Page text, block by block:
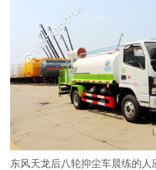
东风天龙后八轮抑尘车晨练的人